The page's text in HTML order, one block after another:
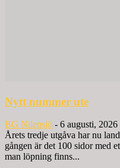
Nytt nummer ute
BG Nilensjö - 6 augusti, 2026
Årets tredje utgåva har nu
gången är det 100 sidor med
man löpning finns...